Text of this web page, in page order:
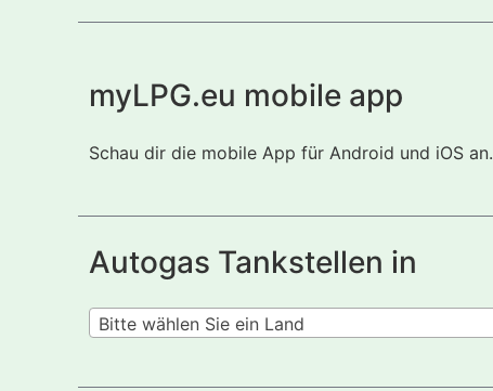
myLPG.eu mobile app
Schau dir die mobile App für Android und iOS an.
Autogas Tankstellen in
Bitte wählen Sie ein Land